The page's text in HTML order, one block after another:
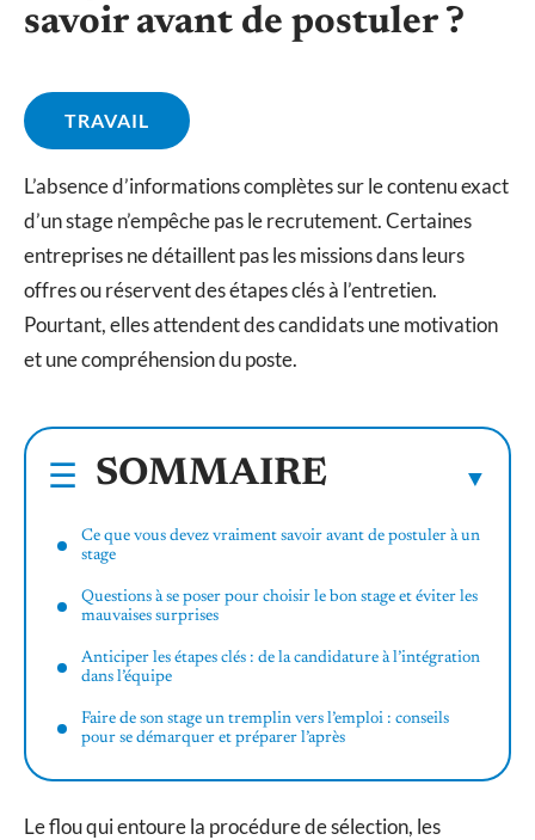
savoir avant de postuler ?
TRAVAIL
L’absence d’informations complètes sur le contenu exact
d’un stage n’empêche pas le recrutement. Certaines
entreprises ne détaillent pas les missions dans leurs
offres ou réservent des étapes clés à l’entretien.
Pourtant, elles attendent des candidats une motivation
et une compréhension du poste.
SOMMAIRE
Ce que vous devez vraiment savoir avant de postuler à un
stage
Questions à se poser pour choisir le bon stage et éviter les
mauvaises surprises
Anticiper les étapes clés : de la candidature à l’intégration
dans l’équipe
Faire de son stage un tremplin vers l’emploi : conseils
pour se démarquer et préparer l’après
Le flou qui entoure la procédure de sélection, les